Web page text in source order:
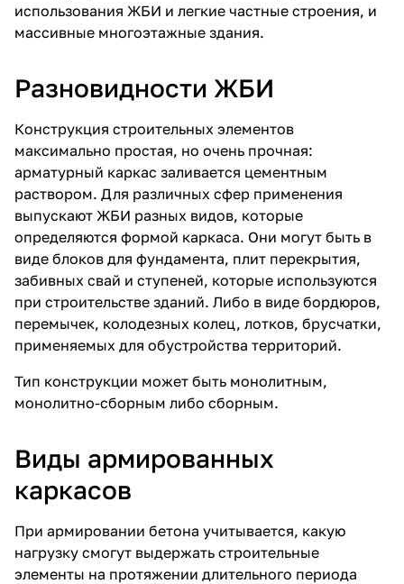
использования ЖБИ и легкие частные строения, и
массивные многоэтажные здания.
Разновидности ЖБИ
Конструкция строительных элементов
максимально простая, но очень прочная:
арматурный каркас заливается цементным
раствором. Для различных сфер применения
выпускают ЖБИ разных видов, которые
определяются формой каркаса. Они могут быть в
виде блоков для фундамента, плит перекрытия,
забивных свай и ступеней, которые используются
при строительстве зданий. Либо в виде бордюров,
перемычек, колодезных колец, лотков, брусчатки,
применяемых для обустройства территорий.
Тип конструкции может быть монолитным,
монолитно-сборным либо сборным.
Виды армированных
каркасов
При армировании бетона учитывается, какую
нагрузку смогут выдержать строительные
элементы на протяжении длительного периода